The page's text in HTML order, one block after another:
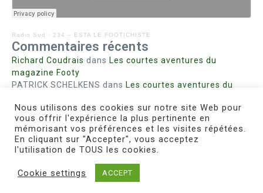
Radio Sud · 234 – ESTA LE FOOTICHISTE
Commentaires récents
Richard Coudrais dans Les courtes aventures du
magazine Footy
PATRICK SCHELKENS dans Les courtes aventures du
Bohn fabiennedans Intrigues sanglantes à Mulhouse
Steph. RUTA dansLust for Nice
MIRMANDdansPieds agiles et champignons
Copyright © 2026 Le Footichiste | Réalisé par
Nous utilisons des cookies sur notre site Web pour
vous offrir l'expérience la plus pertinente en
mémorisant vos préférences et les visites répétées.
En cliquant sur "Accepter", vous acceptez
l'utilisation de TOUS les cookies.
Cookie settings ACCEPT